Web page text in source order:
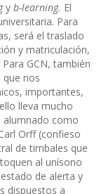
y b-learning. El
Para
será el traslado
y matriculación,
GCN, también
nos
importantes,
lleva mucho
alumnado como
Orff (confieso
de timbales que
al unísono
de alerta y
dispuestos a